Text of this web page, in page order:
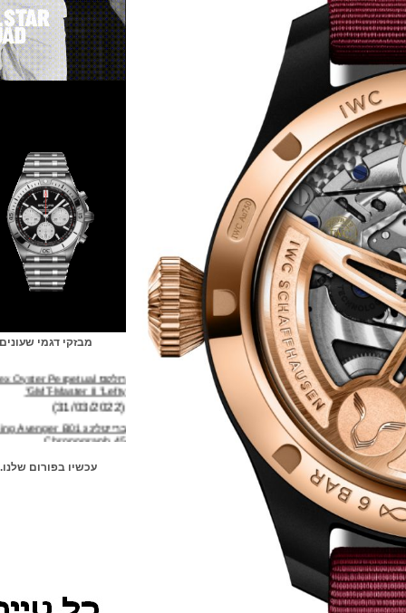
מבזקי דגמי שעונים
GMT-Master II "Lefty"
ברייטלינג Breitling Avenger B01
Chronograph 45
Date Cervo Volante
עכשיו בפורום שלנו...